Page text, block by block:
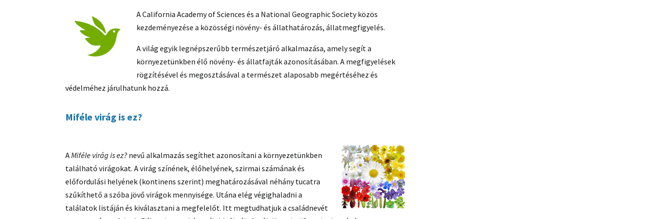
A California Academy of Sciences és a National Geographic Society közös
kezdeményezése a közösségi növény- és állathatározás, állatmegfigyelés.
A világ egyik legnépszerűbb természetjáró alkalmazása, amely segít a
környezetünkben élő növény- és állatfajták azonosításában. A megfigyelések
rögzítésével és megosztásával a természet alaposabb megértéséhez és
védelméhez járulhatunk hozzá.
Miféle virág is ez?
AMiféle virág is ez? nevű alkalmazás segíthet azonosítani a környezetünkben
található virágokat. A virág színének, élőhelyének, szirmai számának és
előfordulási helyének (kontinens szerint) meghatározásával néhány tucatra
szűkíthető a szóba jövő virágok mennyisége. Utána elég végighaladni a
találatok listáján és kiválasztani a megfelelőt. Itt megtudhatjuk a családnevét